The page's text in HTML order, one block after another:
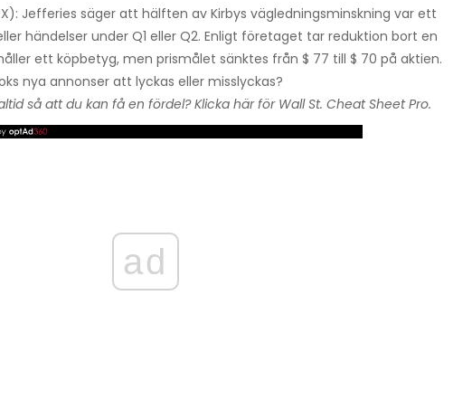
Jefferies säger att hälften av Kirbys vägledningsminskning var ett
händelser under Q1 eller Q2. Enligt företaget tar reduktion bort en
ett köpbetyg, men prismålet sänktes från $ 77 till $ 70 på aktien.
nya annonser att lyckas eller misslyckas?
så att du kan få en fördel? Klicka här för Wall St. Cheat Sheet Pro.
ad